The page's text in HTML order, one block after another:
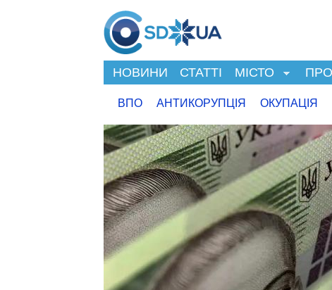
НОВИНИ СТАТТІ МІСТО
ВПО АНТИКОРУПЦІЯ ОКУПАЦІЯ